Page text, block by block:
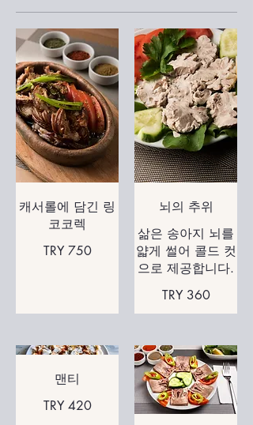
캐서롤에 담긴 링
코코렉
TRY 750
뇌의 추위
삶은 송아지 뇌를
얇게 썰어 콜드 컷
으로 제공합니다.
TRY 360
맨티
TRY 420